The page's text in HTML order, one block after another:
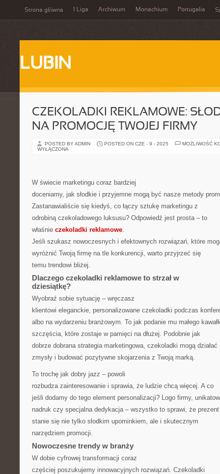
Strona główna 1 Liga Archiwum Monachium Portugalia
LUBIN
CZEKOLADKI REKLAMOWE:
NA PROMOCJĘ TWOJEJ FIRMY
POSTED BY ADMIN POSTED ON CZE - 9 - 2025
MOŻLIWOŚĆ
WYŁĄCZONA
W świecie marketingu coraz bardziej
doceniamy, jak słodkie i przyjemne mogą być nasze metody
Zastanawialiście się kiedyś, co łączy sztukę marketingu z
odrobiną czekoladowego luksusu? Odpowiedź jest prosta – to
właśnie czekoladki reklamowe.
Jeśli szukasz nowoczesnych i efektownych rozwiązań, które
wyróżnić Twoją firmę na tle konkurencji, warto przyjrzeć się
temu trendowi bliżej.
Dlaczego czekoladki reklamowe to strzał w
dziesiątkę?
Wyobraź sobie sytuację – wręczasz
klientowi eleganckie, personalizowane czekoladki podczas
albo na wydarzeniu branżowym. To jak podanie mu małego
szczęścia, które zostaje w pamięci na dłużej. Podobnie jak
dobrze dobrana strategia marketingowa, czekoladki mogą działać
zmysły i budować pozytywne skojarzenia z Twoją marką.
To trochę jak dobry jazz – powoli
rozbudza zainteresowanie i sprawia, że ludzie chcą więcej. A co
jeśli dodamy do tego element personalizacji? Logo firmy,
nadruk czy specjalna dedykacja – wszystko to sprawi, że prezent
stanie się nie tylko słodkim upominkiem, ale i skutecznym
narzędziem promocji.
Nowoczesne trendy w branży
W dobie cyfrowej transformacji coraz
częściej poszukujemy innowacyjnych rozwiązań. Czekoladki